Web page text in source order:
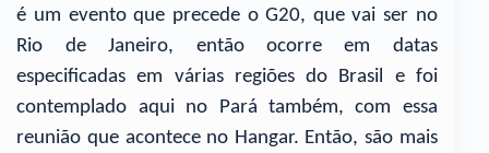
é um evento que precede o G20, que vai ser no
Rio de Janeiro, então ocorre em datas
especificadas em várias regiões do Brasil e foi
contemplado aqui no Pará também, com essa
reunião que acontece no Hangar. Então, são mais